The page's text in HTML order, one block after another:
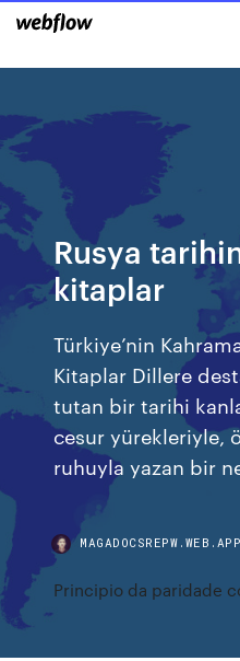
Rusya
kitaplar
Türkiye’nin
Kitaplar Dillere
tutan bir tarihi
cesur yürekleriyle,
ruhuyla yazan bir
MAGADOCSREPW.WEB.APP
Principio da paridade